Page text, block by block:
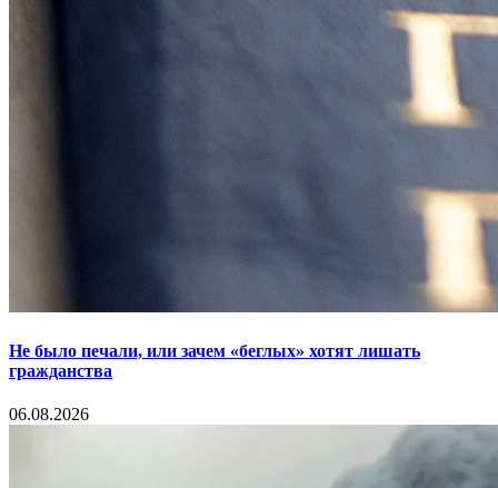
Не было печали, или зачем «беглых» хотят лишать
гражданства
06.08.2026